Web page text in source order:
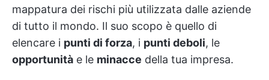
mappatura dei rischi più utilizzata dalle aziende
di tutto il mondo. Il suo scopo è quello di
elencare i punti di forza, i punti deboli, le
opportunità e le minacce della tua impresa.